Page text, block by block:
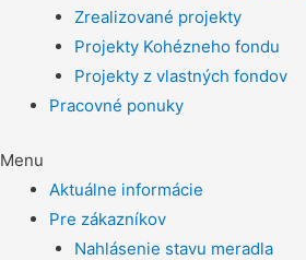
Zrealizované projekty
Projekty Kohézneho fondu
Projekty z vlastných fondov
Pracovné ponuky
Menu
Aktuálne informácie
Pre zákazníkov
Nahlásenie stavu meradla